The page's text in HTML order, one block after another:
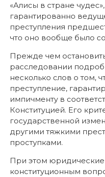
«Алисы в стране
гарантированно
преступления
что оно вообще было
Прежде чем
расследовании
несколько слов о том,
преступление,
импичменту в
Конституцией. Его
государственной
другими тяжкими
проступками.
При этом юридические
конституционным